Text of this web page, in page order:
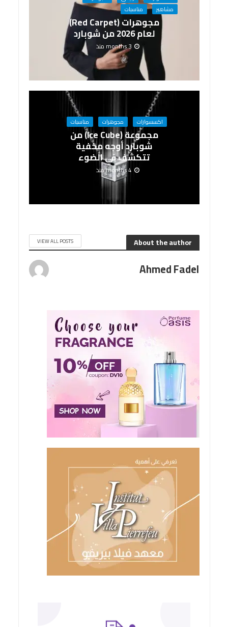
مشاهير
مناسبات
مجوهرات (Red Carpet)
لعام 2026 من شوبارد
3 months منذ
اكسسوارات مجوهرات مناسبات
مجموعة (Ice Cube) من
شوبارد أوجه مخفية
تتكشف في الضوء
4 months منذ
About the author
VIEW ALL POSTS
Ahmed Fadel